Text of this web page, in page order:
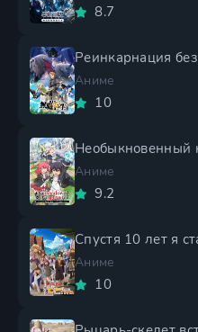
8.7
Реинкарнация
Аниме
10
Необыкновенный
Аниме
9.2
Спустя 10 лет я
Аниме
10